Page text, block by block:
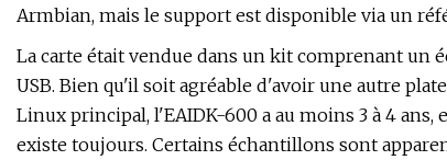
Armbian, mais le support est disponible via un
La carte était vendue dans un kit comprenant un
USB. Bien qu'il soit agréable d'avoir une autre
Linux principal, l'EAIDK-600 a au moins 3 à 4
existe toujours. Certains échantillons sont